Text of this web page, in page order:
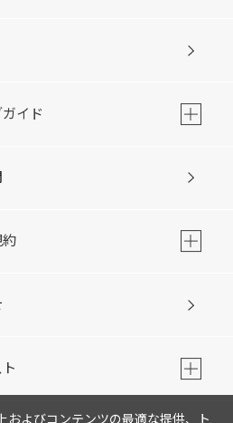
イド
およびコンテンツの最適な提供、ト